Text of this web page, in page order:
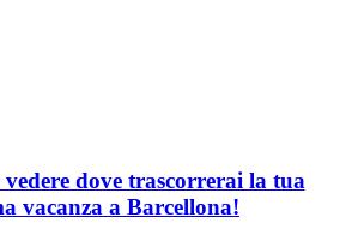
dove trascorrerai la tua
vacanza a Barcellona!